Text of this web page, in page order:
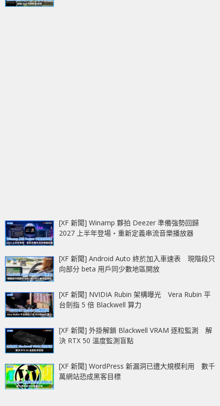
[XF 新聞] Winamp 夥拍 Deezer 準備強勢回歸
2027 上半年登場‧重新定義串流音樂播放器
[XF 新聞] Android Auto 終於加入車速表 現階段只
向部分 beta 用戶同少數地區開放
[XF 新聞] NVIDIA Rubin 架構曝光 Vera Rubin 平
台劍指 5 倍 Blackwell 算力
[XF 新聞] 外掛解鎖 Blackwell VRAM 逐粒監測 解
決 RTX 50 溫度監測盲點
[XF 新聞] WordPress 新漏洞已遭大規模利用 數千
萬網站恐成黑客目標